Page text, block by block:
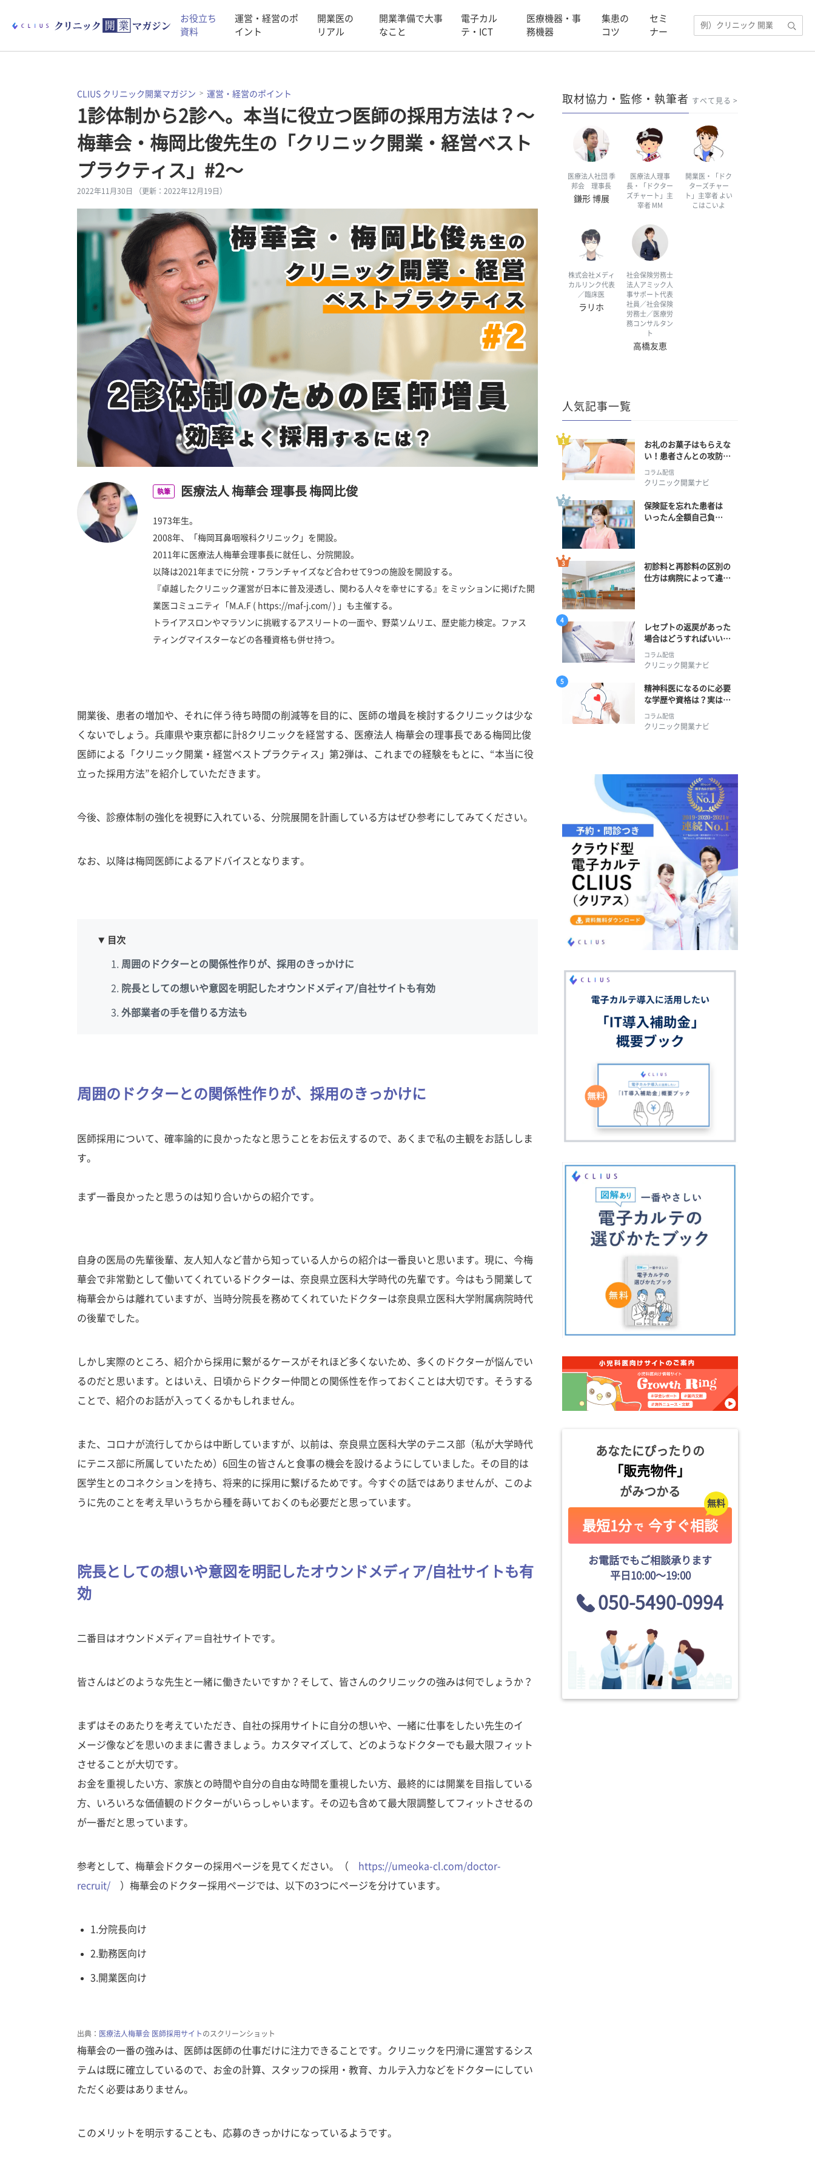
お役立ち
資料
運営・経営のポ
イント
開業医の
リアル
開業準備で大事
なこと
電子カル
テ・ICT
医療機器・事
務機器
集患の
コツ
セミ
ナー
CLIUS クリニック開業マガジン 運営・経営のポイント
1診体制から2診へ。本当に役立つ医師の採用方法は？〜
梅華会・梅岡比俊先生の「クリニック開業・経営ベスト
プラクティス」#2〜
2022年11月30日 （更新：2022年12月19日）
執筆 医療法人 梅華会 理事長 梅岡比俊
1973年生。
2008年、「梅岡耳鼻咽喉科クリニック」を開設。
2011年に医療法人梅華会理事長に就任し、分院開設。
以降は2021年までに分院・フランチャイズなど合わせて9つの施設を開設する。
『卓越したクリニック運営が日本に普及浸透し、関わる人々を幸せにする』をミッションに掲げた開
業医コミュニティ「M.A.F ( https://maf-j.com/ ) 」も主催する。
トライアスロンやマラソンに挑戦するアスリートの一面や、野菜ソムリエ、歴史能力検定。ファス
ティングマイスターなどの各種資格も併せ持つ。
開業後、患者の増加や、それに伴う待ち時間の削減等を目的に、医師の増員を検討するクリニックは少な
くないでしょう。兵庫県や東京都に計8クリニックを経営する、医療法人 梅華会の理事長である梅岡比俊
医師による「クリニック開業・経営ベストプラクティス」第2弾は、これまでの経験をもとに、“本当に役
立った採用方法”を紹介していただきます。
今後、診療体制の強化を視野に入れている、分院展開を計画している方はぜひ参考にしてみてください。
なお、以降は梅岡医師によるアドバイスとなります。
目次
周囲のドクターとの関係性作りが、採用のきっかけに
院長としての想いや意図を明記したオウンドメディア/自社サイトも有効
外部業者の手を借りる方法も
周囲のドクターとの関係性作りが、採用のきっかけに
医師採用について、確率論的に良かったなと思うことをお伝えするので、あくまで私の主観をお話ししま
す。
まず一番良かったと思うのは知り合いからの紹介です。
自身の医局の先輩後輩、友人知人など昔から知っている人からの紹介は一番良いと思います。現に、今梅
華会で非常勤として働いてくれているドクターは、奈良県立医科大学時代の先輩です。今はもう開業して
梅華会からは離れていますが、当時分院長を務めてくれていたドクターは奈良県立医科大学附属病院時代
の後輩でした。
しかし実際のところ、紹介から採用に繋がるケースがそれほど多くないため、多くのドクターが悩んでい
るのだと思います。とはいえ、日頃からドクター仲間との関係性を作っておくことは大切です。そうする
ことで、紹介のお話が入ってくるかもしれません。
また、コロナが流行してからは中断していますが、以前は、奈良県立医科大学のテニス部（私が大学時代
にテニス部に所属していたため）6回生の皆さんと食事の機会を設けるようにしていました。その目的は
医学生とのコネクションを持ち、将来的に採用に繋げるためです。今すぐの話ではありませんが、このよ
うに先のことを考え早いうちから種を蒔いておくのも必要だと思っています。
院長としての想いや意図を明記したオウンドメディア/自社サイトも有
効
二番目はオウンドメディア＝自社サイトです。
皆さんはどのような先生と一緒に働きたいですか？そして、皆さんのクリニックの強みは何でしょうか？
まずはそのあたりを考えていただき、自社の採用サイトに自分の想いや、一緒に仕事をしたい先生のイ
メージ像などを思いのままに書きましょう。カスタマイズして、どのようなドクターでも最大限フィット
させることが大切です。
お金を重視したい方、家族との時間や自分の自由な時間を重視したい方、最終的には開業を目指している
方、いろいろな価値観のドクターがいらっしゃいます。その辺も含めて最大限調整してフィットさせるの
が一番だと思っています。
参考として、梅華会ドクターの採用ページを見てください。（
https://umeoka-cl.com/doctor-
recruit/ ）梅華会のドクター採用ページでは、以下の3つにページを分けています。
1.分院長向け
2.勤務医向け
3.開業医向け
出典： 医療法人梅華会 医師採用サイト のスクリーンショット
梅華会の一番の強みは、医師は医師の仕事だけに注力できることです。クリニックを円滑に運営するシス
テムは既に確立しているので、お金の計算、スタッフの採用・教育、カルテ入力などをドクターにしてい
ただく必要はありません。
このメリットを明示することも、応募のきっかけになっているようです。
取材協力・監修・執筆者 すべて見る
医療法人社団 季
邦会 理事長
鎌形 博展
医療法人理事
長・「ドクター
ズチャート」主
宰者 MM
開業医・「ドク
ターズチャー
ト」主宰者 よい
こはこいよ
株式会社メディ
カルリンク代表
／臨床医
ラリホ
社会保険労務士
法人アミック人
事サポート代表
社員／社会保険
労務士／医療労
務コンサルタン
ト
高橋友恵
人気記事一覧
お礼のお菓子はもらえな
い！患者さんとの攻防の
コラム配信
クリニック開業ナビ
保険証を忘れた患者は
いったん全額自己負
初診料と再診料の区別の
仕方は病院によって違
レセプトの返戻があった
場合はどうすればいい？
そのプロセスとは？
コラム配信
クリニック開業ナビ
精神科医になるのに必要
な学歴や資格は？実は学
士編入学からでも目指せ
る！
コラム配信
クリニック開業ナビ
あなたにぴったりの
「販売物件」
がみつかる
最短1分 で 今すぐ相談
お電話でもご相談承ります
平日10:00〜19:00
050-5490-0994